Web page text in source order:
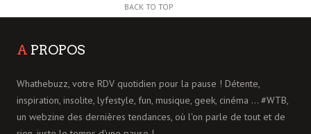
BACK TO TOP
A PROPOS
Whathebuzz, votre RDV quotidien pour la pause ! Détente,
inspiration, insolite, lyfestyle, fun, musique, geek, cinéma ... #WTB,
un webzine des dernières tendances, où l'on parle de tout et de